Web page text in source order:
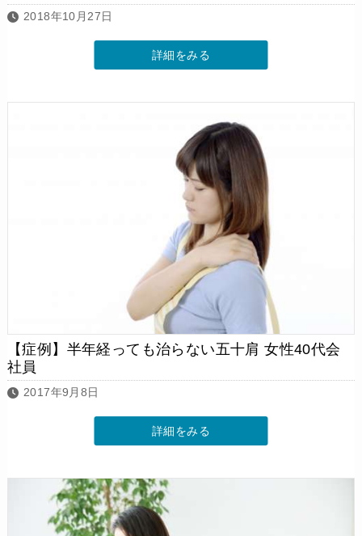
2018年10月27日
詳細をみる
【症例】半年経っても治らない五十肩 女性40代会
社員
2017年9月8日
詳細をみる